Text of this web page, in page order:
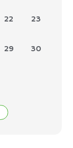
22 23
29 30